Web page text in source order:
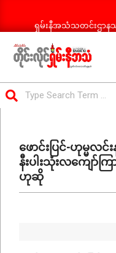
ရှမ်းနီအသံသတင်းဌာန
ရှမ်း
နီ
သတင်း
Menuဖောင်းပြင်-ဟုမ္မလ
နီးပါးသုံးလကျော်က
ဟုဆို